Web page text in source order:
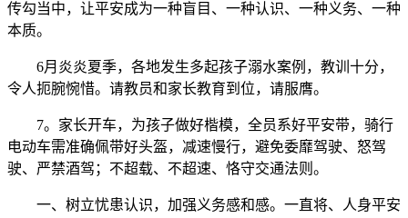
传勾当中，让平安成为一种盲目、一种认识、一种义务、一种
本质。
6月炎炎夏季，各地发生多起孩子溺水案例，教训十分，
令人扼腕惋惜。请教员和家长教育到位，请服膺。
7。家长开车，为孩子做好楷模，全员系好平安带，骑行
电动车需准确佩带好头盔，减速慢行，避免委靡驾驶、怒驾
驶、严禁酒驾；不超载、不超速、恪守交通法则。
一、树立忧患认识，加强义务感和感。一直将、人身平安